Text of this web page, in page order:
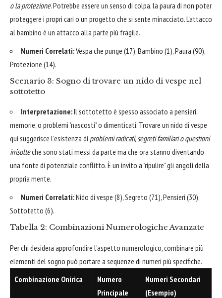
o la protezione. Potrebbe essere un senso di colpa, la paura di non poter
proteggere i propri cari o un progetto che si sente minacciato. L'attacco
al bambino è un attacco alla parte più fragile.
Numeri Correlati:Vespa che punge (17), Bambino (1), Paura (90),
Protezione (14).
Scenario 3: Sogno di trovare un nido di vespe nel
sottotetto
Interpretazione:Il sottotetto è spesso associato a pensieri,
memorie, o problemi "nascosti" o dimenticati. Trovare un nido di vespe
qui suggerisce l'esistenza di problemi radicati, segreti familiari o questioni
irrisolteche sono stati messi da parte ma che ora stanno diventando
una fonte di potenziale conflitto. È un invito a "ripulire" gli angoli della
propria mente.
Numeri Correlati:Nido di vespe (8), Segreto (71), Pensieri (30),
Sottotetto (6).
Tabella 2: Combinazioni Numerologiche Avanzate
Per chi desidera approfondire l'aspetto numerologico, combinare più
elementi del sogno può portare a sequenze di numeri più specifiche.
Combinazione Onirica
Numero
Principale
Numeri Secondari
(Esempio)